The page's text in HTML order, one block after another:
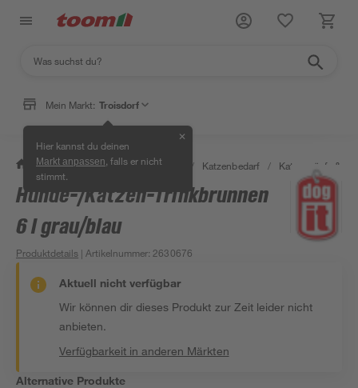
Mein Markt: Troisdorf
Hier kannst du deinen
Markt anpassen , falls er nicht
stimmt.
✕
/ Garten & Freizeit / Tierbedarf / Katzenbedarf / Katzennäpfe & -
Hunde-/Katzen-Trinkbrunnen
6 l grau/blau
Produktdetails | Artikelnummer: 2630676
Aktuell nicht verfügbar
Wir können dir dieses Produkt zur Zeit leider nicht
anbieten.
Verfügbarkeit in anderen Märkten
Alternative Produkte